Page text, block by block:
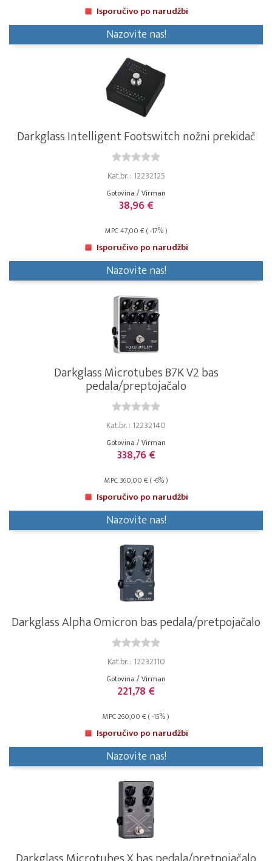
Isporučivo po narudžbi
Nazovite nas!
Darkglass Intelligent Footswitch nožni prekidač
Kat.br. : 12232125
Gotovina / Virman
38,96 €
MPC 47,00 € ( -17% )
Isporučivo po narudžbi
Nazovite nas!
Darkglass Microtubes B7K V2 bas
pedala/preptojačalo
Kat.br. : 12232140
Gotovina / Virman
338,76 €
MPC 360,00 € ( -6% )
Isporučivo po narudžbi
Nazovite nas!
Darkglass Alpha Omicron bas pedala/pretpojačalo
Kat.br. : 12232110
Gotovina / Virman
221,78 €
MPC 260,00 € ( -15% )
Isporučivo po narudžbi
Nazovite nas!